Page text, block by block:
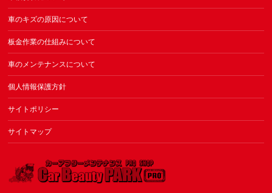
車のキズの原因について
板金作業の仕組みについて
車のメンテナンスについて
個人情報保護方針
サイトポリシー
サイトマップ